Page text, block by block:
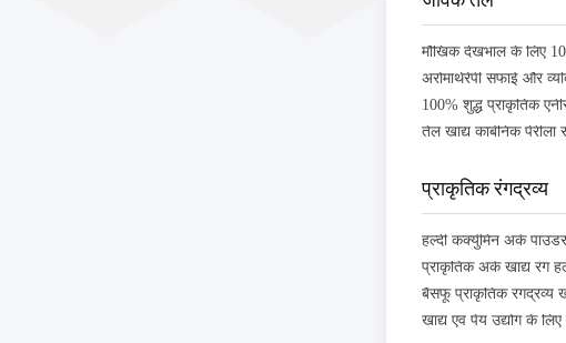
मौखिक देखभाल के लिए
प्राकृतिक रंगद्रव्य
प्राकृतिक अर्क खाद्य रंग
बैसफू प्राकृतिक रंगद्रव्य
खाद्य एवं पेय उद्योग के